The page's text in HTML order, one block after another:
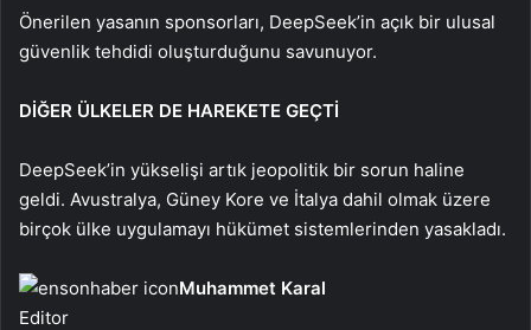
Önerilen yasanın sponsorları, DeepSeek’in açık bir ulusal
güvenlik tehdidi oluşturduğunu savunuyor.
DİĞER ÜLKELER DE HAREKETE GEÇTİ
DeepSeek’in yükselişi artık jeopolitik bir sorun haline
geldi. Avustralya, Güney Kore ve İtalya dahil olmak üzere
birçok ülke uygulamayı hükümet sistemlerinden yasakladı.
Muhammet Karal
Editor